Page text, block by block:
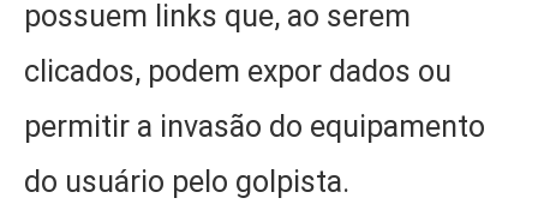
possuem links que, ao serem
clicados, podem expor dados ou
permitir a invasão do equipamento
do usuário pelo golpista.